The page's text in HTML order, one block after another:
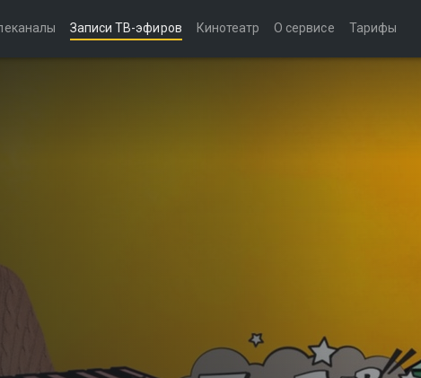
Записи ТВ-эфиров Кинотеатр О сервисе Тарифы